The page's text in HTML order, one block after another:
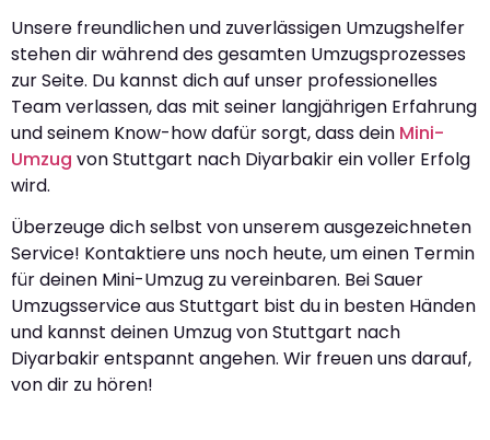
Unsere freundlichen und zuverlässigen Umzugshelfer
stehen dir während des gesamten Umzugsprozesses
zur Seite. Du kannst dich auf unser professionelles
Team verlassen, das mit seiner langjährigen Erfahrung
und seinem Know-how dafür sorgt, dass dein Mini-
Umzug von Stuttgart nach Diyarbakir ein voller Erfolg
wird.
Überzeuge dich selbst von unserem ausgezeichneten
Service! Kontaktiere uns noch heute, um einen Termin
für deinen Mini-Umzug zu vereinbaren. Bei Sauer
Umzugsservice aus Stuttgart bist du in besten Händen
und kannst deinen Umzug von Stuttgart nach
Diyarbakir entspannt angehen. Wir freuen uns darauf,
von dir zu hören!